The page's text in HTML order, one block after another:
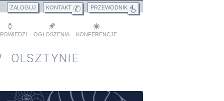
PRZEWODNIK
KONTAKT
ZALOGUJ
KONFERENCJE
OGŁOSZENIA
OLSZTYNIE